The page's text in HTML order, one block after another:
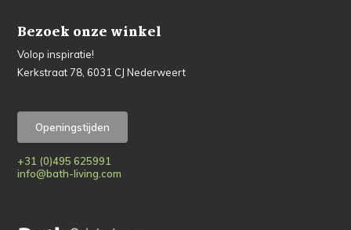
Bezoek onze winkel
Volop inspiratie!
Kerkstraat 78, 6031 CJ Nederweert
Openingstijden
+31 (0)495 625991
info@bath-living.com